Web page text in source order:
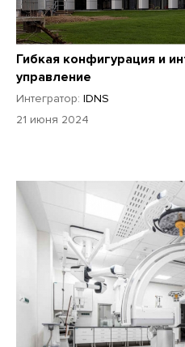
Гибкая конфигурация и
управление
Интегратор: IDNS
21 июня 2024